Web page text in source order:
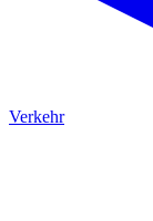
Verkehr